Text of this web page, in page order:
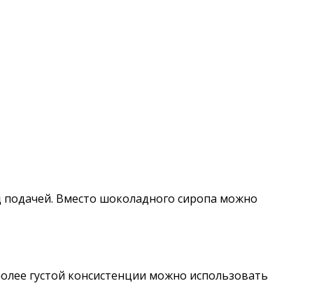
Вместо шоколадного сиропа можно
густой консистенции можно использовать